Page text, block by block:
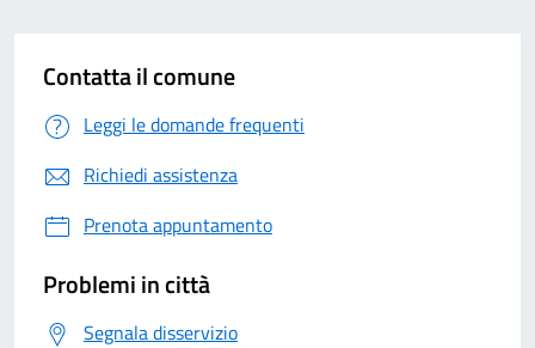
Contatta il comune
Leggi le domande frequenti
Richiedi assistenza
Prenota appuntamento
Problemi in città
Segnala disservizio